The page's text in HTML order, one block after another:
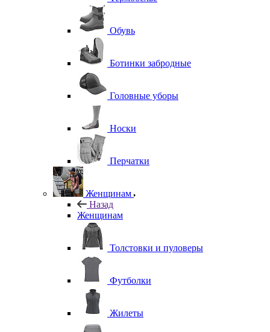
Обувь
Ботинки забродные
Головные уборы
Носки
Перчатки
Женщинам
Назад
Женщинам
Толстовки и пуловеры
Футболки
Жилеты